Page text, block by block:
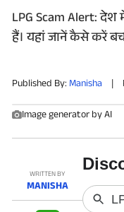
मोबाइल फोन्स
फोटो
वीडियो
ऐप्स
LPG Scam Alert: देश
हैं। यहां जानें कैसे करें
Published By: Manisha |
Image generator by AI
WRITTEN BY
MANISHA